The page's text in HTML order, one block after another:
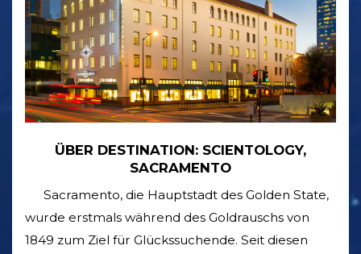
ÜBER DESTINATION: SCIENTOLOGY,
SACRAMENTO
Sacramento, die Hauptstadt des Golden State,
wurde erstmals während des Goldrauschs von
1849 zum Ziel für Glückssuchende. Seit diesen